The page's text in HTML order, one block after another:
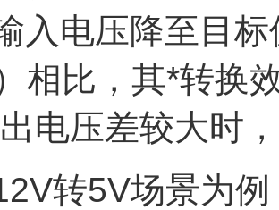
入电压降至目
相比，其*转换
电压差较大时
转5V场景为例